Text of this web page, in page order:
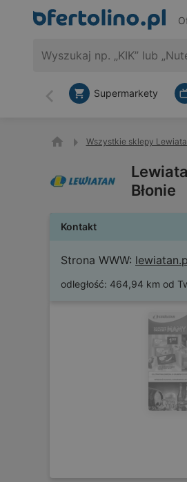
Wstecz
Supermarkety
Wszystkie sklepy
Błonie
Kontakt
Strona WWW:
odległość: 464,94 km od